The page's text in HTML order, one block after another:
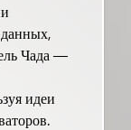
Чада —
идеи